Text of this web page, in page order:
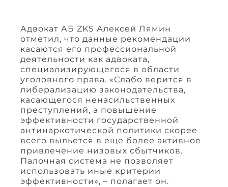
Адвокат АБ ZKS Алексей Лямин
отметил, что данные рекомендации
касаются его профессиональной
деятельности как адвоката,
специализирующегося в области
уголовного права. «Слабо верится в
либерализацию законодательства,
касающегося ненасильственных
преступлений, а повышение
эффективности государственной
антинаркотической политики скорее
всего выльется в еще более активное
привлечение низовых сбытчиков.
Палочная система не позволяет
использовать иные критерии
эффективности», – полагает он.